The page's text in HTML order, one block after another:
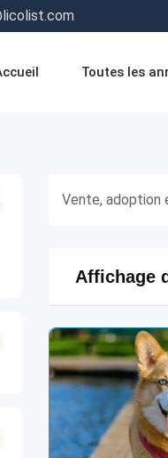
Toutes les
Vente, adoption
Affichage